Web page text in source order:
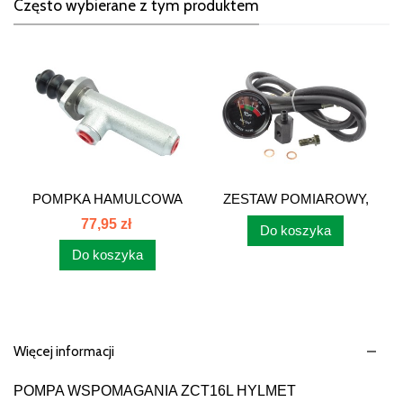
Często wybierane z tym produktem
POMPKA HAMULCOWA
KRÓTKA...
77,95 zł
Do koszyka
ZESTAW POMIAROWY,
WSKAŻNIK...
Do koszyka
Więcej informacji
POMPA WSPOMAGANIA ZCT16L HYLMET